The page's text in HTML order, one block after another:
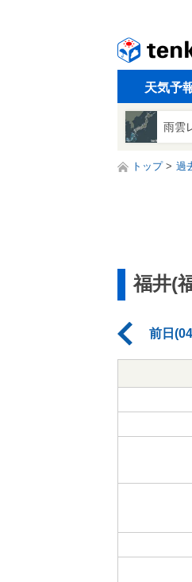
天気予
雨雲
トップ 過
福井(
前日